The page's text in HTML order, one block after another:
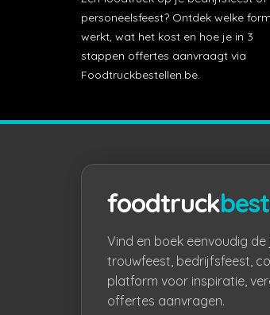
personeelsfeest? Ontdek welke
werkt, wat het kost en hoe je in 3
stappen offertes aanvraagt via
Foodtruckbestellen.be.
foodtruck
Vind en boek eenvoudig
trouwfeest, bedrijfsfeest,
platform voor inspiratie,
offertes aanvragen.